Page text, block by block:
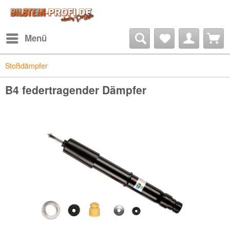
Menü
Stoßdämpfer
B4 federtragender Dämpfer